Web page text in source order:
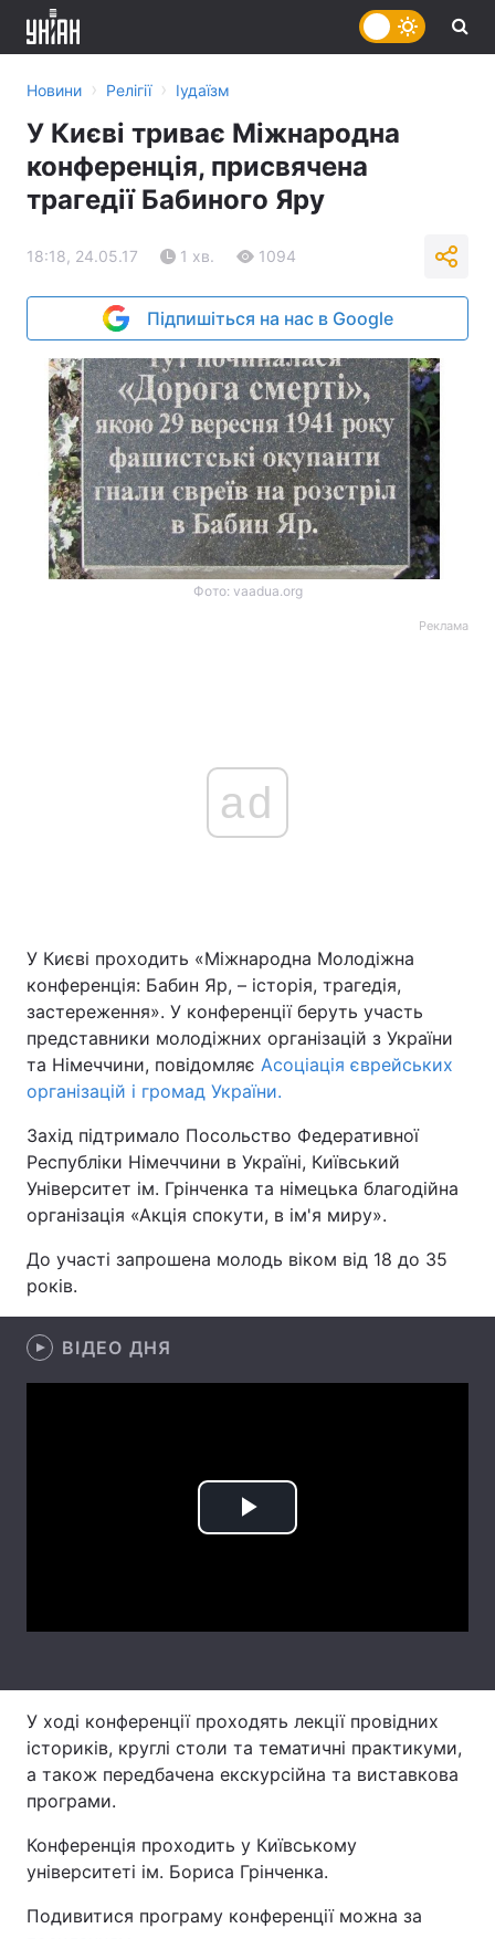
Головна Війна
Україна Політика
Економіка Світ
Спорт Наука
Техно і зв'язок
Інтерв'ю Думки
Архів Вакансії
Контакти
Послуги
Новини › Релігії › Іудаїзм
У Києві триває Міжнародна
конференція, присвячена
трагедії Бабиного Яру
18:18, 24.05.17 1 хв. 1094
Підпишіться на нас в Google
Фото: vaadua.org
Реклама
ad
У Києві проходить «Міжнародна Молодіжна
конференція: Бабин Яр, – історія, трагедія,
застереження». У конференції беруть участь
представники молодіжних організацій з України
та Німеччини, повідомляє Асоціація єврейських
організацій і громад України.
Захід підтримало Посольство Федеративної
Республіки Німеччини в Україні, Київський
Університет ім. Грінченка та німецька благодійна
організація «Акція спокути, в ім'я миру».
До участі запрошена молодь віком від 18 до 35
років.
ВІДЕО ДНЯ
Play
У ході конференції проходять лекції провідних
істориків, круглі столи та тематичні практикуми,
а також передбачена екскурсійна та виставкова
програми.
Конференція проходить у Київському
університеті ім. Бориса Грінченка.
Подивитися програму конференції можна за